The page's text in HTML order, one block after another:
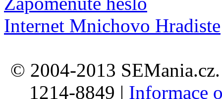
Internet Mnichovo Hradiste
© 2004-2013
1214-8849 | Informace